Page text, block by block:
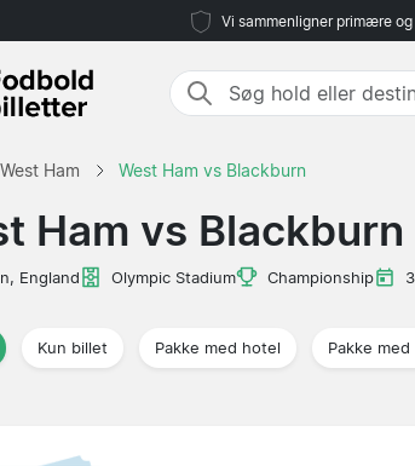
Vi sammenligner primære
West Ham West Ham vs Blackburn
Ham vs Blackburn
England Olympic Stadium Championship
Kun billet Pakke med hotel Pakke